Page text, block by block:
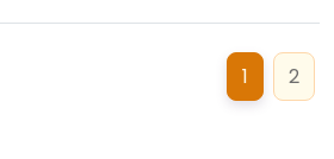
1 2